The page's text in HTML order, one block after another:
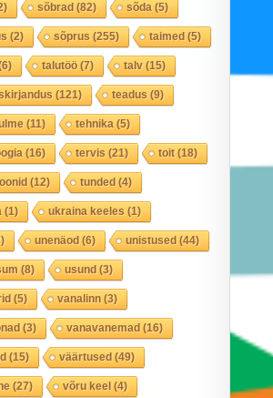
sõbrad(82) sõda(5)
(2) sõprus(255) taimed(5)
talutöö(7) talv(15)
(121) teadus(9)
(11) tehnika(5)
(16) tervis(21) toit(18)
(12) tunded(4)
(1) ukraina keeles(1)
unenäod(6) unistused(44)
(8) usund(3)
(5) vanalinn(3)
(3) vanavanemad(16)
(15) väärtused(49)
(27) võru keel(4)